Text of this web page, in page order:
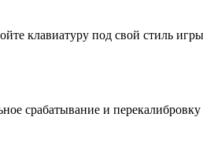
клавиатуру под свой стиль
срабатывание и